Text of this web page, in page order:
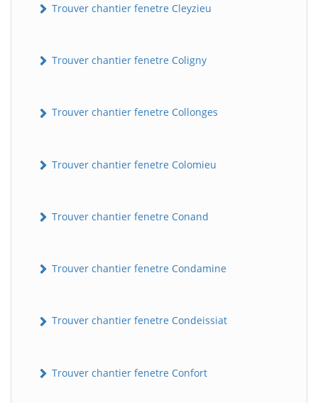
Trouver chantier fenetre Cleyzieu
Trouver chantier fenetre Coligny
Trouver chantier fenetre Collonges
Trouver chantier fenetre Colomieu
Trouver chantier fenetre Conand
Trouver chantier fenetre Condamine
Trouver chantier fenetre Condeissiat
Trouver chantier fenetre Confort